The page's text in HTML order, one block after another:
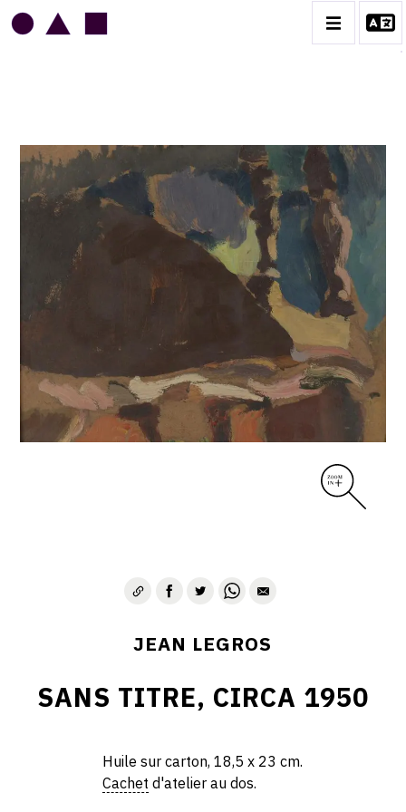
JEAN LEGROS
BIOGRAPHIE
CATALOGUE DES OEUVRES
GRUES DE BEAUBOURG
OEUVRES ANCIENNES
TOILES À BANDES
TÔLES ÉMAILLÉES
CONTACT
JEAN LEGROS
SANS TITRE, CIRCA 1950
Huile sur carton, 18,5 x 23 cm.
Cachet d'atelier au dos.